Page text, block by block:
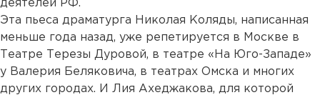
деятелей РФ.
Эта пьеса драматурга Николая Коляды, написанная
меньше года назад, уже репетируется в Москве в
Театре Терезы Дуровой, в театре «На Юго-Западе»
у Валерия Беляковича, в театрах Омска и многих
других городах. И Лия Ахеджакова, для которой